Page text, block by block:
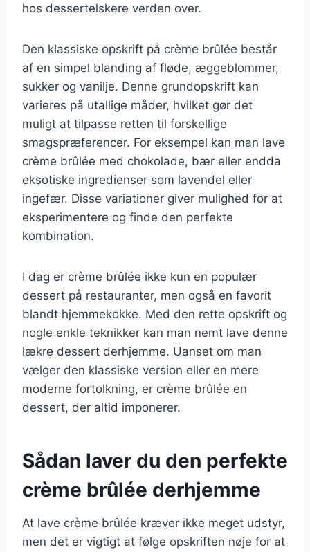
hos dessertelskere verden over.
Den klassiske opskrift på crème brûlée består
af en simpel blanding af fløde, æggeblommer,
sukker og vanilje. Denne grundopskrift kan
varieres på utallige måder, hvilket gør det
muligt at tilpasse retten til forskellige
smagspræferencer. For eksempel kan man lave
crème brûlée med chokolade, bær eller endda
eksotiske ingredienser som lavendel eller
ingefær. Disse variationer giver mulighed for at
eksperimentere og finde den perfekte
kombination.
I dag er crème brûlée ikke kun en populær
dessert på restauranter, men også en favorit
blandt hjemmekokke. Med den rette opskrift og
nogle enkle teknikker kan man nemt lave denne
lækre dessert derhjemme. Uanset om man
vælger den klassiske version eller en mere
moderne fortolkning, er crème brûlée en
dessert, der altid imponerer.
Sådan laver du den perfekte
crème brûlée derhjemme
At lave crème brûlée kræver ikke meget udstyr,
men det er vigtigt at følge opskriften nøje for at